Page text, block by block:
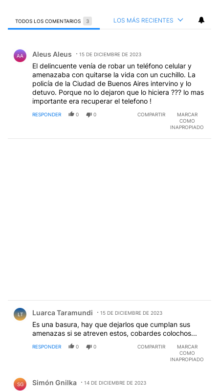
TODOS LOS COMENTARIOS 3 LOS MÁS RECIENTES
AA Aleus Aleus 15 DE DICIEMBRE DE 2023
El delincuente venía de robar un teléfono celular y
amenazaba con quitarse la vida con un cuchillo. La
policía de la Ciudad de Buenos Aires intervino y lo
detuvo. Porque no lo dejaron que lo hiciera ??? lo mas
importante era recuperar el telefono !
RESPONDER 0 0 COMPARTIR
MARCAR
COMO
INAPROPIADO
LT Luarca Taramundi 15 DE DICIEMBRE DE 2023
Es una basura, hay que dejarlos que cumplan sus
amenazas si se atreven estos, cobardes colochos...
RESPONDER 0 0 COMPARTIR
MARCAR
COMO
INAPROPIADO
SG Simón Gnilka 14 DE DICIEMBRE DE 2023